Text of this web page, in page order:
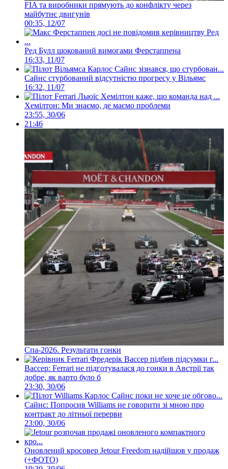
FIA та виробники прямують до конфлікту через
майбутнє двигунів
00:35, 12/07
Ред Булл шокований вимогами Ферстаппена
16:33, 11/07
Сайнс стурбований відсутністю прогресу у Вільямс
16:32, 11/07
Хемілтон: Ми знаємо, де маємо проблеми
23:55, 30/06
21:46
Спа-2026. Результати гонки
Вассер: Ferrari не підготувалася до гонки в Австрії так
добре, як варто було б
23:30, 30/06
Сайнс: Попросив Williams не говорити зі мною про
контракт до літньої перерви
23:00, 30/06
Оновлений кросовер Jetour Freedom надійшов у продаж
(+ФОТО)